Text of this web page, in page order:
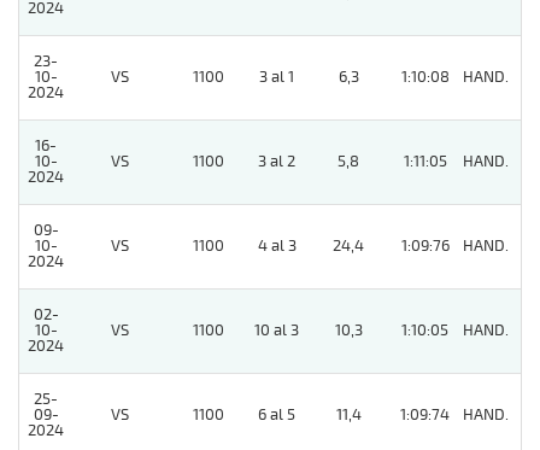
2024
23-
10-
2024
VS 1100 3 al 1 6,3 1:10:08 HAND.
16-
10-
2024
VS 1100 3 al 2 5,8 1:11:05 HAND.
09-
10-
2024
VS 1100 4 al 3 24,4 1:09:76 HAND.
02-
10-
2024
VS 1100 10 al 3 10,3 1:10:05 HAND.
25-
09-
2024
VS 1100 6 al 5 11,4 1:09:74 HAND.